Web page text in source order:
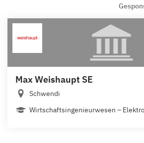
Max Weishaupt SE
Schwendi
Wirtschaftsingenieurwesen –